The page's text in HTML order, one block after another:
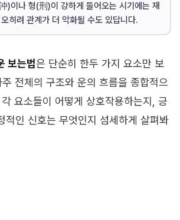
)이나 형(刑)이 강하게 들어오는 시기에는 재
히려 관계가 더 악화될 수도 있답니다.
보는법은 단순히 한두 가지 요소만 보
전체의 구조와 운의 흐름을 종합적으
요소들이 어떻게 상호작용하는지, 긍
적인 신호는 무엇인지 섬세하게 살펴봐